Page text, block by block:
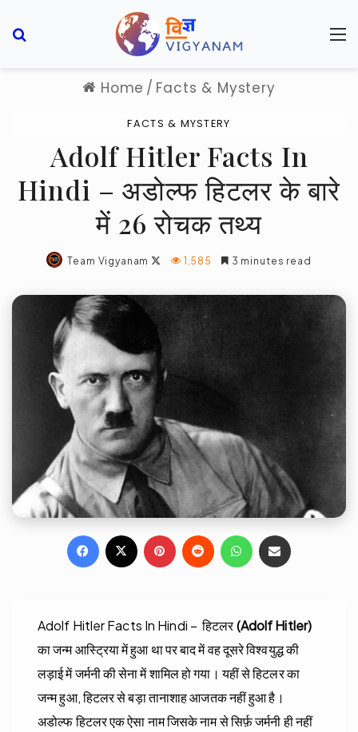
Home / Facts & Mystery
FACTS & MYSTERY
Adolf Hitler Facts In
Hindi – अडोल्फ हिटलर के बारे
में 26 रोचक तथ्य
Team Vigyanam
Follow
X
1,585 3 minutes read
Facebook Pinterest
Reddit WhatsApp
Adolf Hitler Facts In Hindi – हिटलर(Adolf Hitler)
का जन्म आस्ट्रिया में हुआ था पर बाद में वह दूसरे विश्वयुद्ध की
लड़ाई में जर्मनी की सेना में शामिल हो गया। यहीं से हिटलर का
जन्म हुआ, हिटलर से बड़ा तानाशाह आजतक नहीं हुआ है।
अडोल्फ हिटलर एक ऐसा नाम जिसके नाम से सिर्फ़ जर्मनी ही नहीं